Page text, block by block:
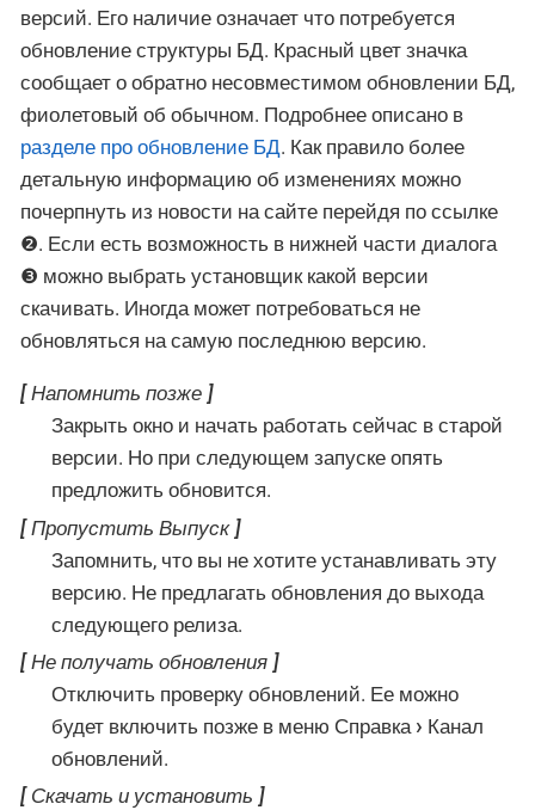
версий. Его наличие означает что потребуется
обновление структуры БД. Красный цвет значка
сообщает о обратно несовместимом обновлении БД,
фиолетовый об обычном. Подробнее описано в
разделе про обновление БД. Как правило более
детальную информацию об изменениях можно
почерпнуть из новости на сайте перейдя по ссылке
❷. Если есть возможность в нижней части диалога
❸ можно выбрать установщик какой версии
скачивать. Иногда может потребоваться не
обновляться на самую последнюю версию.
Напомнить позже
Закрыть окно и начать работать сейчас в старой
версии. Но при следующем запуске опять
предложить обновится.
Пропустить Выпуск
Запомнить, что вы не хотите устанавливать эту
версию. Не предлагать обновления до выхода
следующего релиза.
Не получать обновления
Отключить проверку обновлений. Ее можно
будет включить позже в меню Справка
Канал
обновлений.
Скачать и установить